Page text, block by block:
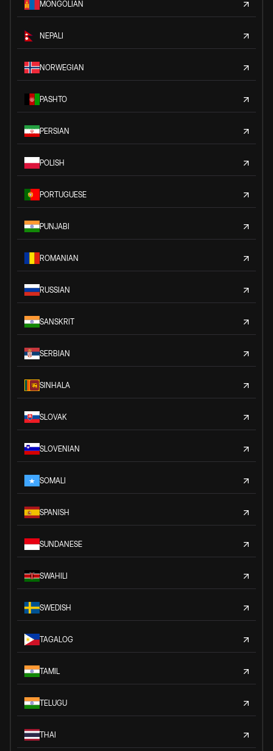
MONGOLIAN
NEPALI
NORWEGIAN
PASHTO
PERSIAN
POLISH
PORTUGUESE
PUNJABI
ROMANIAN
RUSSIAN
SANSKRIT
SERBIAN
SINHALA
SLOVAK
SLOVENIAN
SOMALI
SPANISH
SUNDANESE
SWAHILI
SWEDISH
TAGALOG
TAMIL
TELUGU
THAI